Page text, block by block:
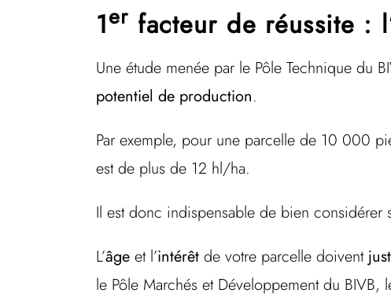
1er facteur de réussite :
Une étude menée par le Pôle Technique du
potentiel de production.
Par exemple, pour une parcelle de 10 000
est de plus de 12 hl/ha.
Il est donc indispensable de bien considérer
L’âge et l’intérêt de votre parcelle doivent
le Pôle Marchés et Développement du